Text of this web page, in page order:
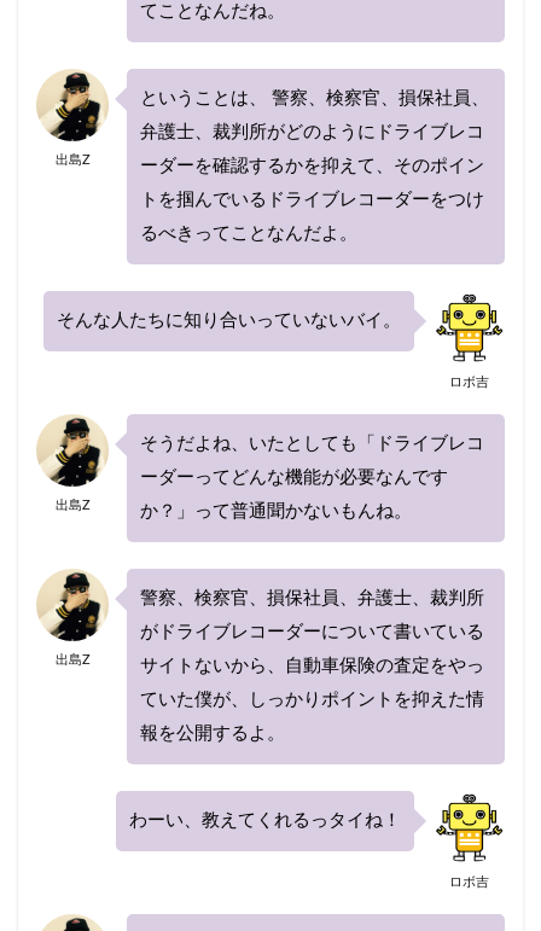
てことなんだね。
出島Z
ということは、 警察、検察官、損保社員、
弁護士、裁判所がどのようにドライブレコ
ーダーを確認するかを抑えて、そのポイン
トを掴んでいるドライブレコーダーをつけ
るべきってことなんだよ。
ロボ吉
そんな人たちに知り合いっていないバイ。
出島Z
そうだよね、いたとしても「ドライブレコ
ーダーってどんな機能が必要なんです
か？」って普通聞かないもんね。
出島Z
警察、検察官、損保社員、弁護士、裁判所
がドライブレコーダーについて書いている
サイトないから、自動車保険の査定をやっ
ていた僕が、しっかりポイントを抑えた情
報を公開するよ。
ロボ吉
わーい、教えてくれるっタイね！